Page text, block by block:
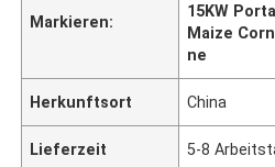
Markieren:
15KW
Maize
ne
Herkunftsort China
Lieferzeit 5-8